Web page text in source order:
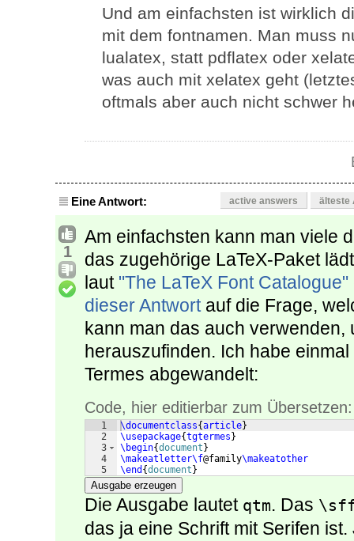
Und am einfachsten ist wirklich
mit dem fontnamen. Man muss
lualatex, statt pdflatex oder
was auch mit xelatex geht
oftmals aber auch nicht schwer
Eine Antwort: active answers älteste
1
Am einfachsten kann man viele
das zugehörige LaTeX-Paket
laut "The LaTeX Font Catalogue"
dieser Antwortauf die Frage,
kann man das auch verwenden,
herauszufinden. Ich habe
Termes abgewandelt:
Code, hier editierbar zum Übersetzen:
1
2
3
4
5
\documentclass{article}
\usepackage{tgtermes }
\begin{document }
\makeatletter\f@family\makeatother
\end {document }
Ausgabe erzeugen
Die Ausgabe lautet qtm. Das
das ja eine Schrift mit Serifen